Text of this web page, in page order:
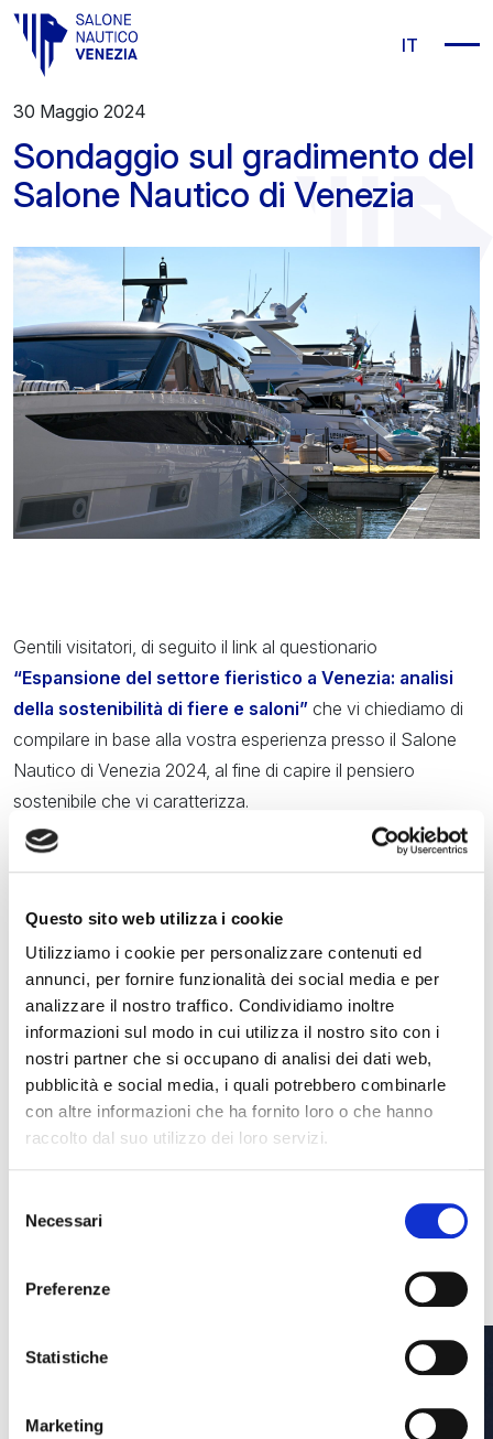
Questo sito web utilizza i cookie
Utilizziamo i cookie per personalizzare contenuti ed
annunci, per fornire funzionalità dei social media e per
analizzare il nostro traffico. Condividiamo inoltre
informazioni sul modo in cui utilizza il nostro sito con i
nostri partner che si occupano di analisi dei dati web,
pubblicità e social media, i quali potrebbero combinarle
con altre informazioni che ha fornito loro o che hanno
raccolto dal suo utilizzo dei loro servizi.
delNecessari
Preferenze
Statistiche
Marketing
Vai al contenuto principale
IT
30 Maggio 2024
Sondaggio sul gradimento del
Salone Nautico di Venezia
Gentili visitatori, di seguito il link al questionario
“Espansione del settore fieristico a Venezia: analisi
della sostenibilità di fiere e saloni” che vi chiediamo di
compilare in base alla vostra esperienza presso il Salone
Nautico di Venezia 2024, al fine di capire il pensiero
sostenibile che vi caratterizza.
Le risposte saranno completamente anonime e utilizzate
La partecipazione al questionario è fondamentale per la
riuscita della ricerca e vi ringraziamo per il tempo che
dedicherete.
CLICCA QUI